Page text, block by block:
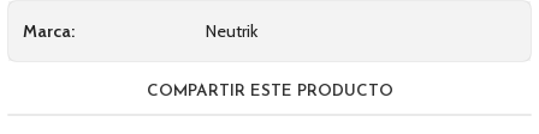
Marca: Neutrik
COMPARTIR ESTE PRODUCTO